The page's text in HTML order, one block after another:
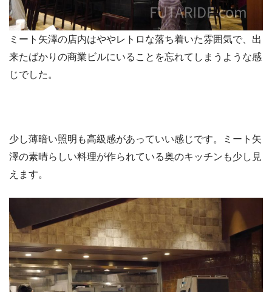
ミート矢澤の店内はややレトロな落ち着いた雰囲気で、出
来たばかりの商業ビルにいることを忘れてしまうような感
じでした。
少し薄暗い照明も高級感があっていい感じです。ミート矢
澤の素晴らしい料理が作られている奥のキッチンも少し見
えます。